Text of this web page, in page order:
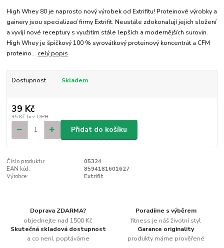
High Whey 80 je naprosto nový výrobek od Extrifitu! Proteinové výrobky a
gainery jsou specializací firmy Extrifit. Neustále zdokonalují jejich složení
a vyvíjí nové receptury s využitím stále lepších a modernějších surovin.
High Whey je špičkový 100 % syrovátkový proteinový koncentrát a CFM
proteino... celý popis
Dostupnost Skladem
39 Kč
35 Kč bez DPH
Přidat do košíku
Číslo produktu:
05324
EAN kód:
8594181601627
Výrobce:
Extrifit
Doprava ZDARMA?
objednejte nad 1500 Kč
Poradíme s výběrem
fitness je náš životní styl
Skutečná skladová dostupnost
a co není, poptáváme
Garance originality
produkty máme prověřené